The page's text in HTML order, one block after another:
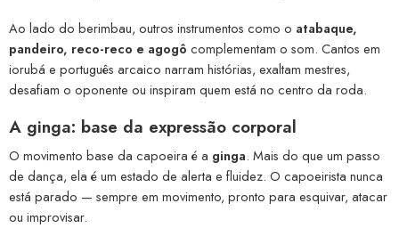
Ao lado do berimbau, outros instrumentos como o atabaque,
pandeiro, reco-reco e agogô complementam o som. Cantos em
iorubá e português arcaico narram histórias, exaltam mestres,
desafiam o oponente ou inspiram quem está no centro da roda.
A ginga: base da expressão corporal
O movimento base da capoeira é a ginga. Mais do que um passo
de dança, ela é um estado de alerta e fluidez. O capoeirista nunca
está parado — sempre em movimento, pronto para esquivar, atacar
ou improvisar.